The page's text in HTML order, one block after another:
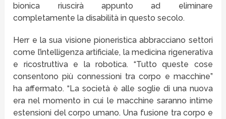
bionica riuscirà appunto ad eliminare
completamente la disabilità in questo secolo.
Herr e la sua visione pioneristica abbracciano settori
come l’intelligenza artificiale, la medicina rigenerativa
e ricostruttiva e la robotica. “Tutto queste cose
consentono più connessioni tra corpo e macchine”
ha affermato. “La società è alle soglie di una nuova
era nel momento in cui le macchine saranno intime
estensioni del corpo umano. Una fusione tra corpo e